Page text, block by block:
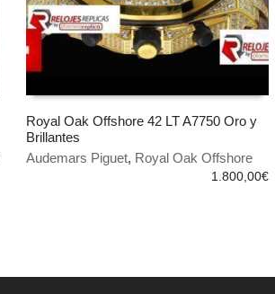
AÑADIR AL CARRITO
Royal Oak Offshore 42 LT A7750 Oro y
Brillantes
Audemars Piguet, Royal Oak Offshore
1.800,00€